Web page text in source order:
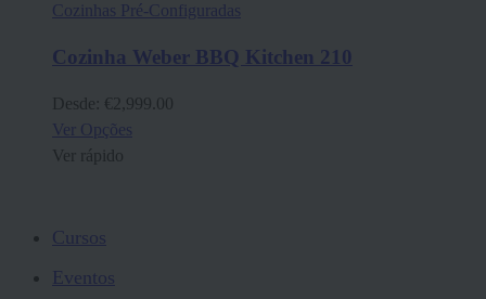
Cozinhas Pré-Configuradas
Cozinha Weber BBQ Kitchen 210
Desde: € 2,999.00
Ver Opções
Ver rápido
Cursos
Eventos